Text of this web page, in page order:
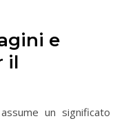
e
il
un significato